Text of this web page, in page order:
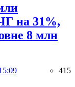
на 31%,
8 млн
415